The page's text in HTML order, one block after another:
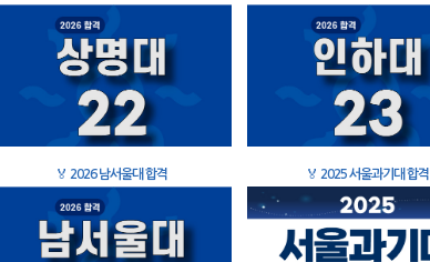
🏅 2026 남서울대 합격 🏅 2025 서울과기대 합격